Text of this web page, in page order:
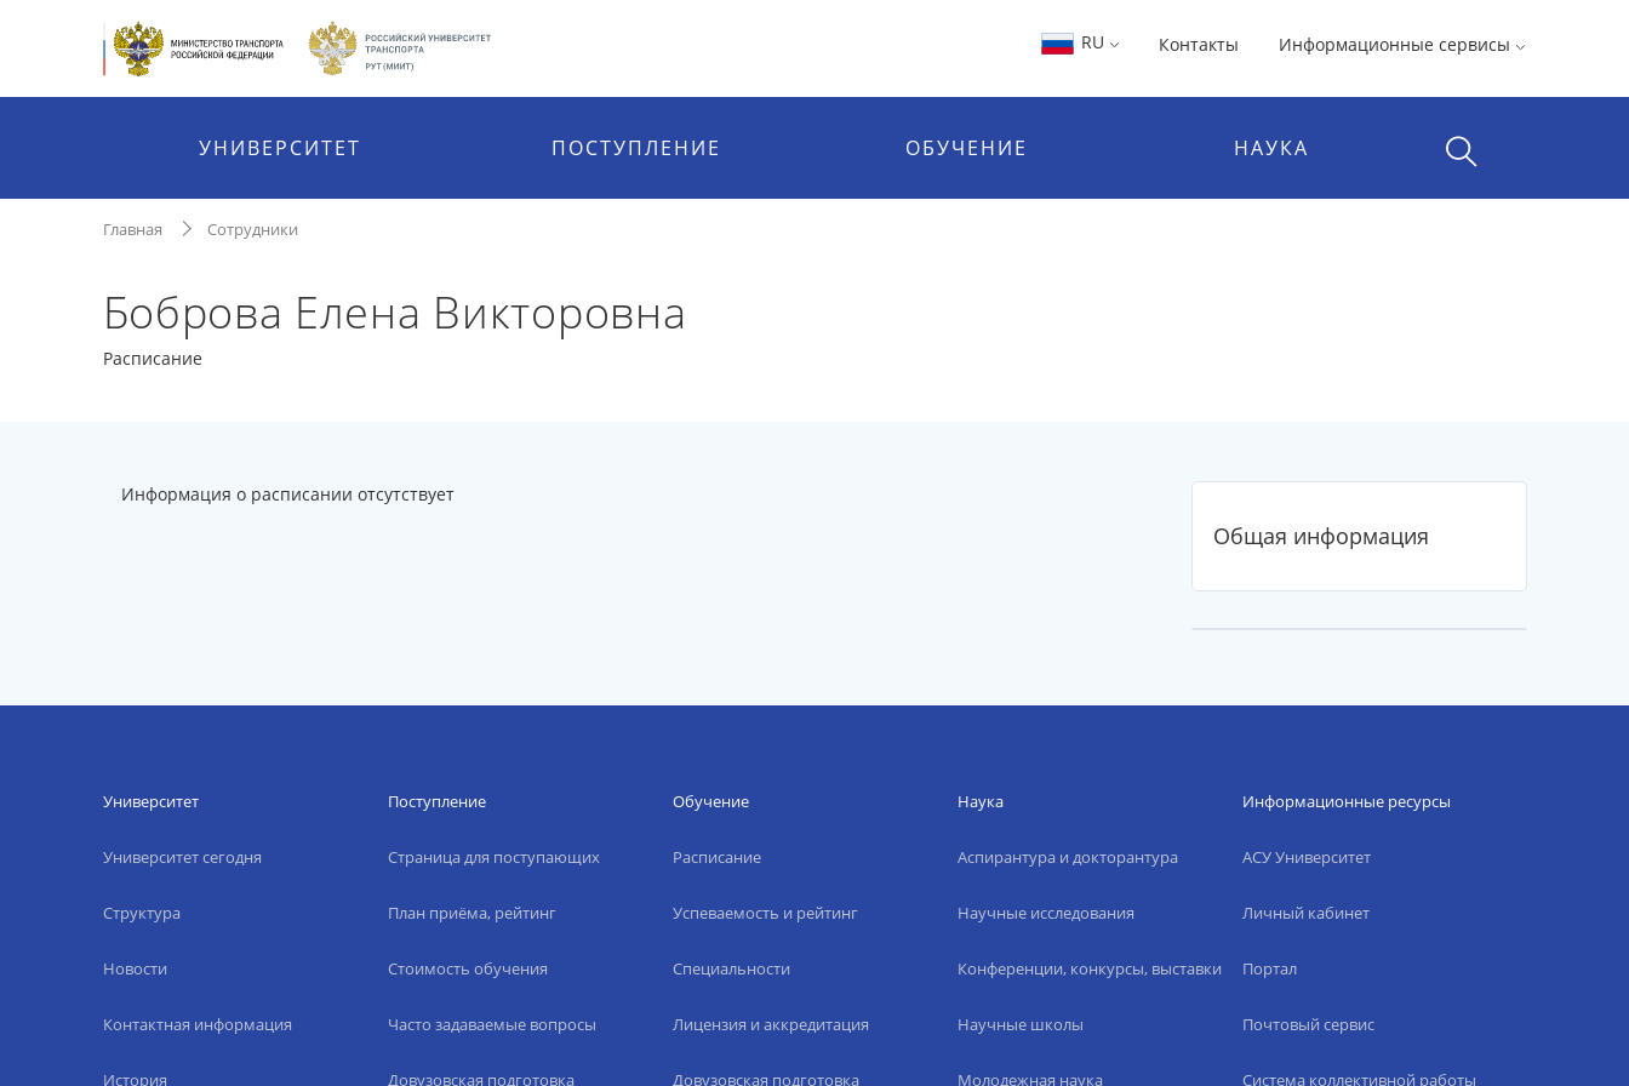
RU Контакты Информационные сервисы
УНИВЕРСИТЕТ ПОСТУПЛЕНИЕ ОБУЧЕНИЕ НАУКА
Главная Сотрудники
Боброва Елена Викторовна
Расписание
Информация о расписании отсутствует
Общая информация
Университет
Университет сегодня
Структура
Новости
Контактная информация
История
Поступление
Страница для поступающих
План приёма, рейтинг
Стоимость обучения
Часто задаваемые вопросы
Довузовская подготовка
Обучение
Расписание
Успеваемость и рейтинг
Специальности
Лицензия и аккредитация
Довузовская подготовка
Наука
Аспирантура и докторантура
Научные исследования
Конференции, конкурсы, выставки
Научные школы
Молодежная наука
Информационные ресурсы
АСУ Университет
Личный кабинет
Портал
Почтовый сервис
Система коллективной работы